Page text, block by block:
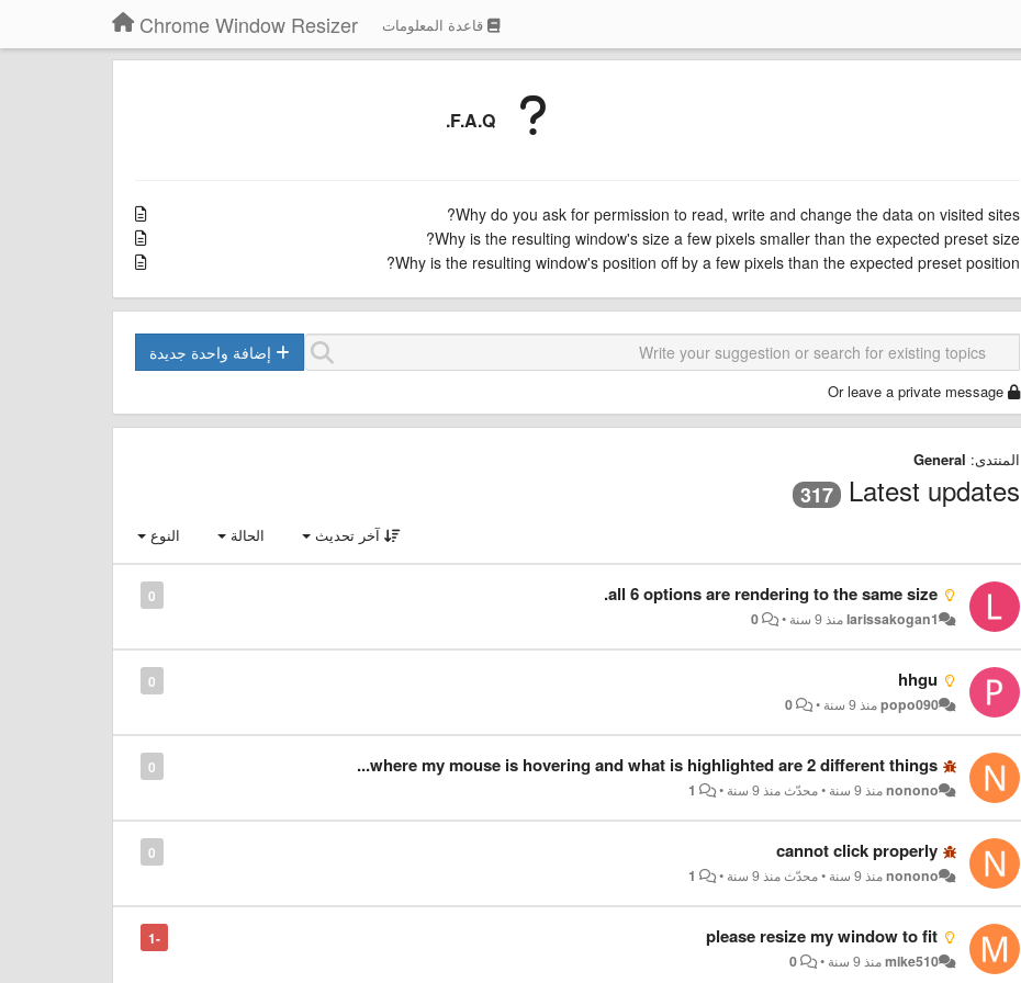
Chrome Window Resizer قاعدة المعلومات
F.A.Q.
Why do you ask for permission to read, write and change the data on visited sites?
Why is the resulting window's size a few pixels smaller than the expected preset size?
Why is the resulting window's position off by a few pixels than the expected preset position?
إضافة واحدة جديدة
Or leave a private message
المنتدى: General
Latest updates
317
النوع الحالة آخر تحديث
0 all 6 options are rendering to the same size.
larissakogan1منذ 9 سنة •
0
0 hhgu
popo090منذ 9 سنة •
0
0 where my mouse is hovering and what is highlighted are 2 different things...
nononoمنذ 9 سنة •محدّثمنذ 9 سنة •
1
0 cannot click properly
nononoمنذ 9 سنة •محدّثمنذ 9 سنة •
1
-1 please resize my window to fit
mike510منذ 9 سنة •
0